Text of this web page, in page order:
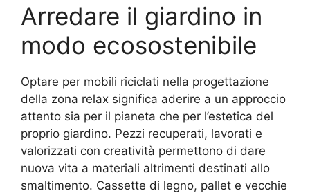
Arredare il giardino in
modo ecosostenibile
Optare per mobili riciclati nella progettazione
della zona relax significa aderire a un approccio
attento sia per il pianeta che per l’estetica del
proprio giardino. Pezzi recuperati, lavorati e
valorizzati con creatività permettono di dare
nuova vita a materiali altrimenti destinati allo
smaltimento. Cassette di legno, pallet e vecchie